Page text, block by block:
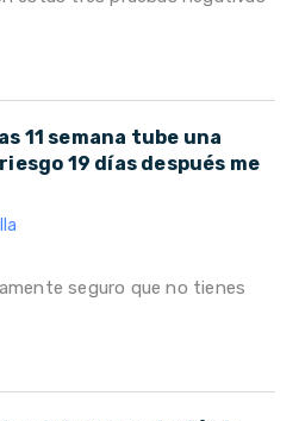
11 semana tube una
19 días después me
seguro que no tienes